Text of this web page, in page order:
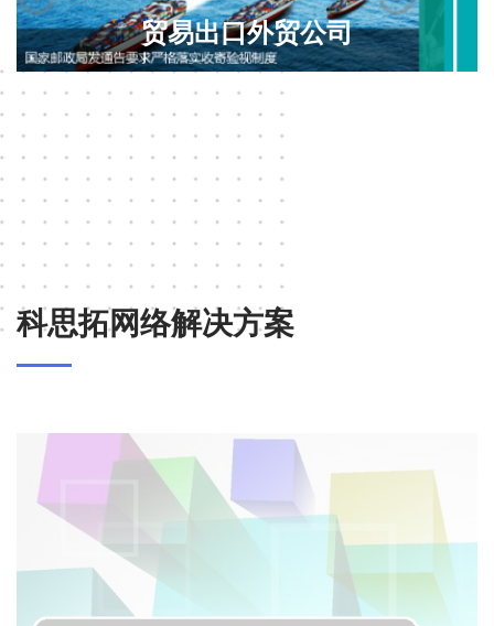
无人机AI智能设备
科思拓网络解决方案